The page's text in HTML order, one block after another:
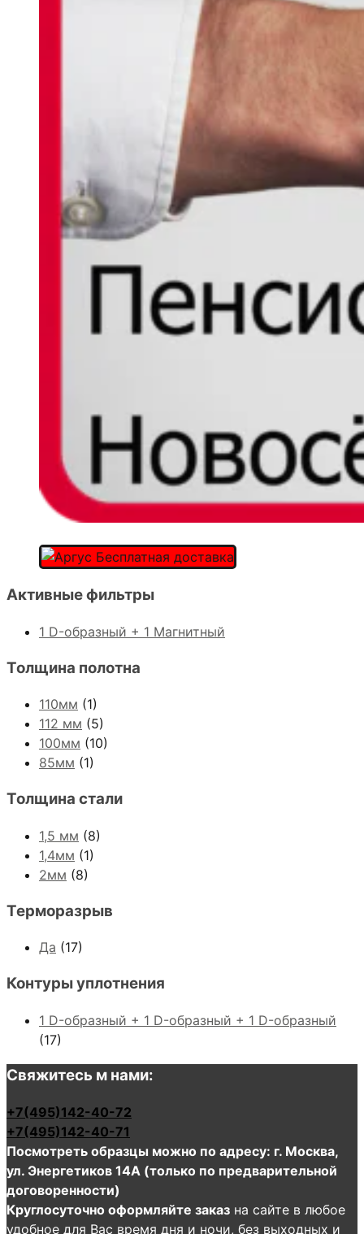
Активные фильтры
1 D-образный + 1 Магнитный
Толщина полотна
110мм (1)
112 мм (5)
100мм (10)
85мм (1)
Толщина стали
1,5 мм (8)
1,4мм (1)
2мм (8)
Терморазрыв
Да (17)
Контуры уплотнения
1 D-образный + 1 D-образный + 1 D-образный
(17)
Свяжитесь м нами:
+7(495)142-40-72
+7(495)142-40-71
Посмотреть образцы можно по адресу: г. Москва,
ул. Энергетиков 14А (только по предварительной
договоренности)
Круглосуточно оформляйте заказ на сайте в любое
удобное для Вас время дня и ночи, без выходных и